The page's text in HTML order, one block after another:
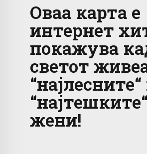
Оваа карта е
интернет
покажува
светот
жени!